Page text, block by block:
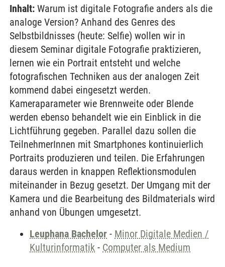
Inhalt: Warum ist digitale Fotografie anders als die
analoge Version? Anhand des Genres des
Selbstbildnisses (heute: Selfie) wollen wir in
diesem Seminar digitale Fotografie praktizieren,
lernen wie ein Portrait entsteht und welche
fotografischen Techniken aus der analogen Zeit
kommend dabei eingesetzt werden.
Kameraparameter wie Brennweite oder Blende
werden ebenso behandelt wie ein Einblick in die
Lichtführung gegeben. Parallel dazu sollen die
TeilnehmerInnen mit Smartphones kontinuierlich
Portraits produzieren und teilen. Die Erfahrungen
daraus werden in knappen Reflektionsmodulen
miteinander in Bezug gesetzt. Der Umgang mit der
Kamera und die Bearbeitung des Bildmaterials wird
anhand von Übungen umgesetzt.
Leuphana Bachelor - Minor Digitale Medien /
Kulturinformatik - Computer als Medium